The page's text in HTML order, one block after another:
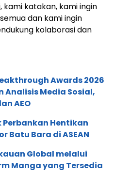
kami katakan, kami ingin
dan kami ingin
kolaborasi dan
Awards 2026
Media Sosial,
AEO
Perbankan Hentikan
Batu Bara di ASEAN
Global melalui
Manga yang Tersedia